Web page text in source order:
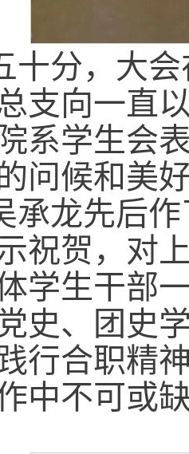
十分，大
支向一直
系学生会
问候和美
承龙先后
祝贺，对
学生干部
史、团史
行合职精
中不可或